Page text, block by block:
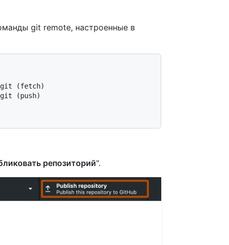
git remote, настроенные в
(fetch)
(push)
репозиторий".